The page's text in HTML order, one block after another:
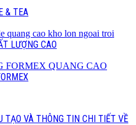
& TEA
LƯỢNG CAO
TẠO VÀ THÔNG TIN CHI TIẾT VỀ